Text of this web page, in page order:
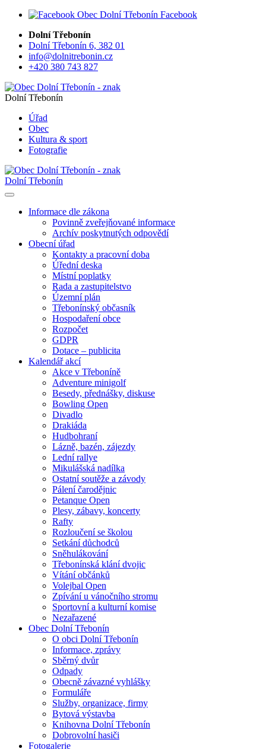
Facebook
Dolní Třebonín
Dolní Třebonín 6, 382 01
info@dolnitrebonin.cz
+420 380 743 827
Dolní Třebonín
Úřad
Obec
Kultura & sport
Fotografie
Dolní Třebonín
Informace dle zákona
Povinně zveřejňované informace
Archív poskytnutých odpovědí
Obecní úřad
Kontakty a pracovní doba
Úřední deska
Místní poplatky
Rada a zastupitelstvo
Územní plán
Třebonínský občasník
Hospodaření obce
Rozpočet
GDPR
Dotace – publicita
Kalendář akcí
Akce v Třeboníně
Adventure minigolf
Besedy, přednášky, diskuse
Bowling Open
Divadlo
Drakiáda
Hudbohraní
Lázně, bazén, zájezdy
Lední rallye
Mikulášská nadílka
Ostatní soutěže a závody
Pálení čarodějnic
Petanque Open
Plesy, zábavy, koncerty
Rafty
Rozloučení se školou
Setkání důchodců
Sněhulákování
Třebonínská klání dvojic
Vítání občánků
Volejbal Open
Zpívání u vánočního stromu
Sportovní a kulturní komise
Nezařazené
Obec Dolní Třebonín
O obci Dolní Třebonín
Informace, zprávy
Sběrný dvůr
Odpady
Obecně závazné vyhlášky
Formuláře
Služby, organizace, firmy
Bytová výstavba
Knihovna Dolní Třebonín
Dobrovolní hasiči
Fotogalerie